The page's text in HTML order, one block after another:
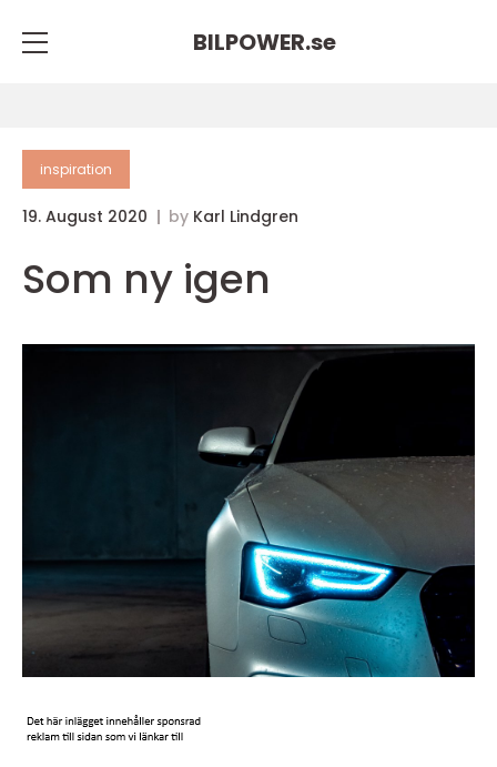
BILPOWER.se
inspiration
19. August 2020 by Karl Lindgren
Som ny igen